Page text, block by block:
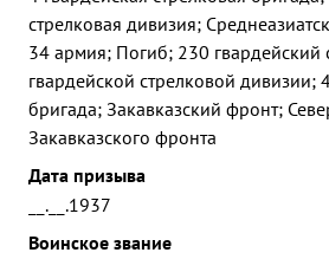
стрелковая дивизия;
34 армия; Погиб; 230 гвардейский
гвардейской стрелковой дивизии;
бригада; Закавказский фронт;
Закавказского фронта
Дата призыва
__.__.1937
Воинское звание